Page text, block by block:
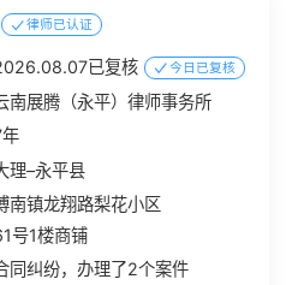
律师已认证
已复核 今日已复核
南展腾（永平）律师事务所
理–永平县
南镇龙翔路梨花小区
号1楼商铺
同纠纷，办理了2个案件